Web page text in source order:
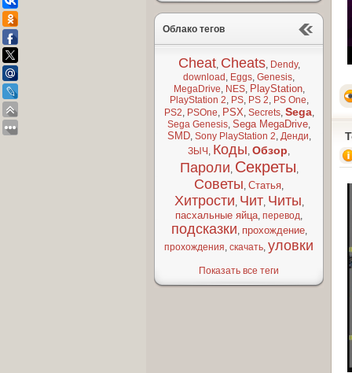
Облако тегов
Cheat, Cheats, Dendy,
download , Eggs, Genesis,
MegaDrive, NES, PlayStation,
PlayStation 2, PS, PS 2, PS One,
PS2, PSOne, PSX, Secrets, Sega,
Sega Genesis, Sega MegaDrive,
SMD, Sony PlayStation 2, Денди,
ЗЫЧ , Коды, Обзор,
Пароли, Секреты,
Советы, Статья,
Хитрости, Чит, Читы,
пасхальные яйца, перевод,
подсказки, прохождение,
прохождения, скачать, уловки
Показать все теги